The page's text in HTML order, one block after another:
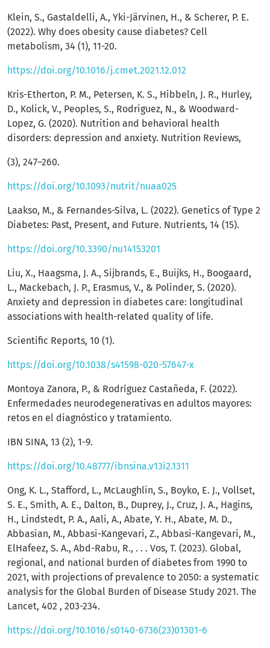
Klein, S., Gastaldelli, A., Yki-Järvinen, H., & Scherer, P. E.
(2022). Why does obesity cause diabetes? Cell
metabolism, 34 (1), 11-20.
https://doi.org/10.1016/j.cmet.2021.12.012
Kris-Etherton, P. M., Petersen, K. S., Hibbeln, J. R., Hurley,
D., Kolick, V., Peoples, S., Rodriguez, N., & Woodward-
Lopez, G. (2020). Nutrition and behavioral health
disorders: depression and anxiety. Nutrition Reviews,
(3), 247–260.
https://doi.org/10.1093/nutrit/nuaa025
Laakso, M., & Fernandes-Silva, L. (2022). Genetics of Type 2
Diabetes: Past, Present, and Future. Nutrients, 14 (15).
https://doi.org/10.3390/nu14153201
Liu, X., Haagsma, J. A., Sijbrands, E., Buijks, H., Boogaard,
L., Mackebach, J. P., Erasmus, V., & Polinder, S. (2020).
Anxiety and depression in diabetes care: longitudinal
associations with health-related quality of life.
Scientific Reports, 10 (1).
https://doi.org/10.1038/s41598-020-57647-x
Montoya Zanora, P., & Rodríguez Castañeda, F. (2022).
Enfermedades neurodegenerativas en adultos mayores:
retos en el diagnóstico y tratamiento.
IBN SINA, 13 (2), 1-9.
https://doi.org/10.48777/ibnsina.v13i2.1311
Ong, K. L., Stafford, L., McLaughlin, S., Boyko, E. J., Vollset,
S. E., Smith, A. E., Dalton, B., Duprey, J., Cruz, J. A., Hagins,
H., Lindstedt, P. A., Aali, A., Abate, Y. H., Abate, M. D.,
Abbasian, M., Abbasi-Kangevari, Z., Abbasi-Kangevari, M.,
ElHafeez, S. A., Abd-Rabu, R., . . . Vos, T. (2023). Global,
regional, and national burden of diabetes from 1990 to
2021, with projections of prevalence to 2050: a systematic
analysis for the Global Burden of Disease Study 2021. The
Lancet, 402 , 203-234.
https://doi.org/10.1016/s0140-6736(23)01301-6